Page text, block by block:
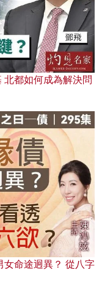
北都如何成為解決問
女命途迥異？ 從八字